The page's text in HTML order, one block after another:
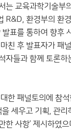
는 교육과학기술부
R&D, 환경부의 환
표를 통하여 향후
친 후 발표자가 패
자들과 함께 토론하
한 패널토의에 참
을 세우고 기획, 관리
한 사항’ 제시하였으